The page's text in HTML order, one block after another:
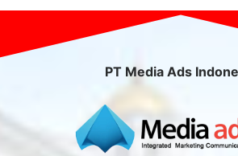
PT Media Ads